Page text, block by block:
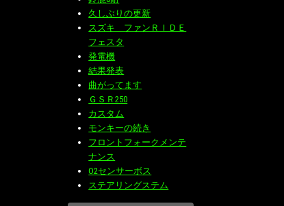
久しぶりの更新
スズキ ファンＲＩＤＥ
フェスタ
発電機
結果発表
曲がってます
ＧＳＲ250
カスタム
モンキーの続き
フロントフォークメンテ
ナンス
O2センサーボス
ステアリングステム